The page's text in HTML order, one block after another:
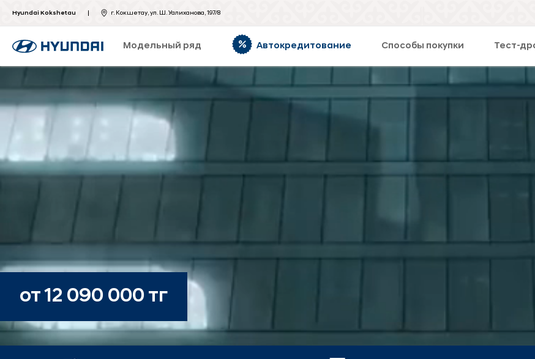
Hyundai Kokshetau г. Кокшетау, ул. Ш. Уалиханова, 197/8
Модельный ряд Автокредитование Способы покупки Тест-
от 12 090 000 тг